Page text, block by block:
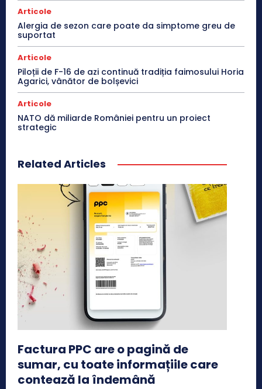
Articole
Alergia de sezon care poate da simptome greu de
suportat
Articole
Piloții de F-16 de azi continuă tradiția faimosului Horia
Agarici, vânător de bolșevici
Articole
NATO dă miliarde României pentru un proiect
strategic
Related Articles
Factura PPC are o pagină de
sumar, cu toate informațiile care
contează la îndemână